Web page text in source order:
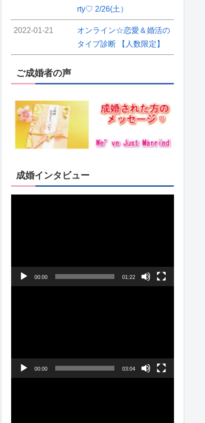
rty♡ 2/26(土）
2022-01-21
オンライン☆恋愛＆婚活の
タイプ診断 【人数限定】
ご成婚者の声
成婚インタビュー
ヤ
00:00 01:22
ヤ
00:00 03:04